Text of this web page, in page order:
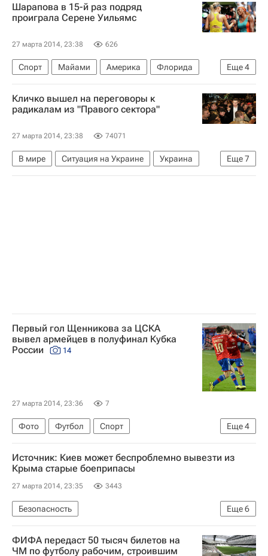
Шарапова в 15-й раз подряд
проиграла Серене Уильямс
27 марта 2014, 23:38 626
Еще4
Спорт Майами Америка
Флорида
Весь мир
Северная Америка
США
Мария Шарапова
Кличко вышел на переговоры к
радикалам из "Правого сектора"
27 марта 2014, 23:38 74071
Еще7
В мире Ситуация на Украине
Украина
Весь мир
Европа
Виталий Кличко
Первый гол Щенникова за ЦСКА
вывел армейцев в полуфинал Кубка
России
14
27 марта 2014, 23:36 7
Еще4
Фото Футбол
Спорт
Матчи 1/4 финала Кубка России по футболу
Кубок России по футболу
Ахмат
ПФК ЦСКА
Источник: Киев может беспроблемно вывезти из
Крыма старые боеприпасы
27 марта 2014, 23:35 3443
Еще6
Безопасность
Ситуация в Крыму. Март 2014 года
Республика Крым
Европа Весь мир
ФИФА передаст 50 тысяч билетов на
ЧМ по футболу рабочим, строившим